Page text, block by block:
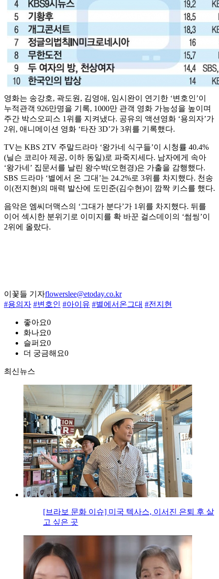
영화는 송강호, 곽도원, 김영애, 임시완이 연기한 ‘변호인’이
누적관객 926만명을 기록, 1000만 관객 영화 가능성을 높이며
주간 박스오피스 1위를 지켜냈다. 공유의 액션영화 ‘용의자’가
2위, 애니메이션 영화 ‘타잔 3D’가 3위를 기록했다.
TV는 KBS 2TV 주말드라마 ‘왕가네 식구들’이 시청률 40.4%
(닐슨 코리아 제공, 이하 동일)로 파죽지세다. 남자에게 속아
‘왕가네’ 집문서를 날린 왕수박(오현경)은 가출을 감행했다.
SBS 드라마 ‘별에서 온 그대’는 24.2%로 3위를 차지했다. 천송
이(전지현)의 매력 발산에 도민준(김수현)이 깜짝 키스를 했다.
음악은 엠씨더맥스의 ‘그대가 분다’가 1위를 차지했다. 뒤를
이어 섹시한 분위기로 이미지를 확 바꾼 걸스데이의 ‘썸씽’이
2위에 올랐다.
이꽃들 기자flowerslee@etoday.co.kr
#용의자 #변호인 #아이유 #별에서온그대 #전지현
좋아요0
화나요0
슬퍼요0
더 궁금해요0
최신뉴스
[브라보 문화 이슈] 미국 텍사스, 이서진 은퇴 후 살
고 싶은 곳